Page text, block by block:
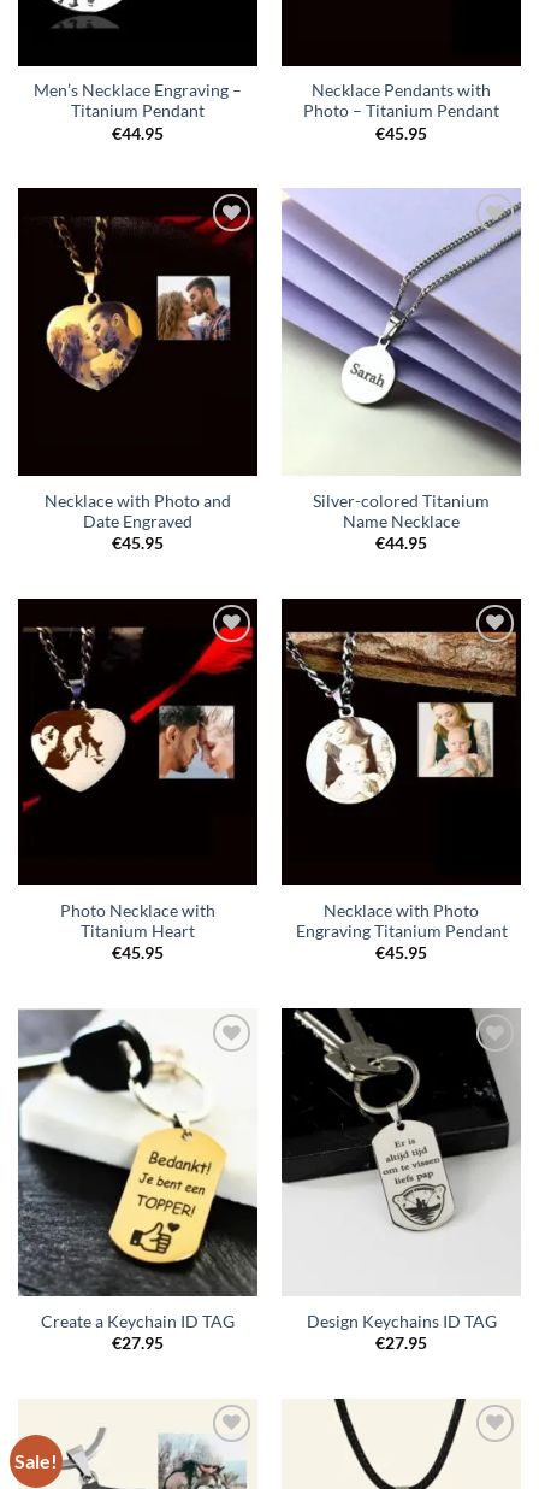
Men’s Necklace Engraving –
Titanium Pendant
€44.95
Necklace Pendants with
Photo – Titanium Pendant
€45.95
Toevoegen
verlanglijst
Necklace with Photo and
Date Engraved
€45.95
Toevoegen
aan
verlanglijst
Silver-colored Titanium
Name Necklace
€44.95
Toevoegen
aan
verlanglijst
Photo Necklace with
Titanium Heart
€45.95
Toevoegen
aan
verlanglijst
Necklace with Photo
Engraving Titanium Pendant
€45.95
Toevoegen
aan
Create a Keychain ID TAG
€27.95
Toevoegen
aan
verlanglijst
Design Keychains ID TAG
€27.95
Sale!
Toevoegen
aan
Toevoegen